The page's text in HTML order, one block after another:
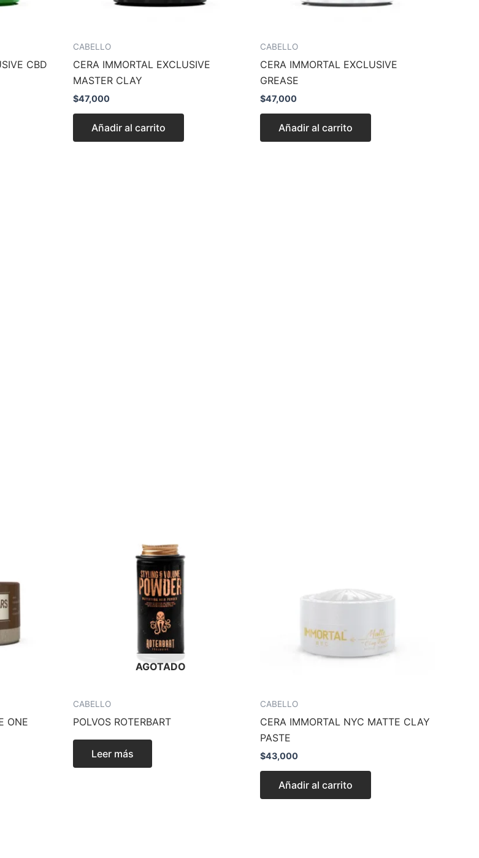
CBD
CABELLO
CERA IMMORTAL EXCLUSIVE
MASTER CLAY
$47,000
Añadir al carrito
CABELLO
CERA IMMORTAL EXCLUSIVE
GREASE
$47,000
Añadir al carrito
ONE
AGOTADO
CABELLO
POLVOS ROTERBART
Leer más
CABELLO
CERA IMMORTAL NYC MATTE CLAY
PASTE
$43,000
Añadir al carrito